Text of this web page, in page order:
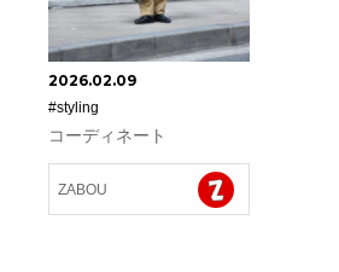
2026.02.09
#styling
コーディネート
ZABOU